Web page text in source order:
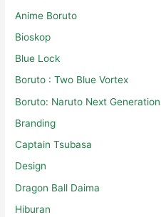
Anime
Anime Boruto
Bioskop
Blue Lock
Boruto : Two Blue Vortex
Boruto: Naruto Next Generations
Branding
Captain Tsubasa
Design
Dragon Ball Daima